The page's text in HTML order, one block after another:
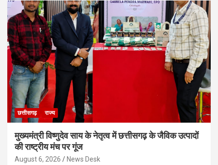
छत्तीसगढ़ राज्य
मुख्यमंत्री विष्णुदेव साय के नेतृत्व में छत्तीसगढ़ के जैविक उत्पादों
की राष्ट्रीय मंच पर गूंज
August 6, 2026 News Desk